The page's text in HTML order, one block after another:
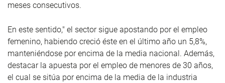
meses consecutivos.
En este sentido," el sector sigue apostando por el empleo
femenino, habiendo creció éste en el último año un 5,8%,
manteniéndose por encima de la media nacional. Además,
destacar la apuesta por el empleo de menores de 30 años,
el cual se sitúa por encima de la media de la industria